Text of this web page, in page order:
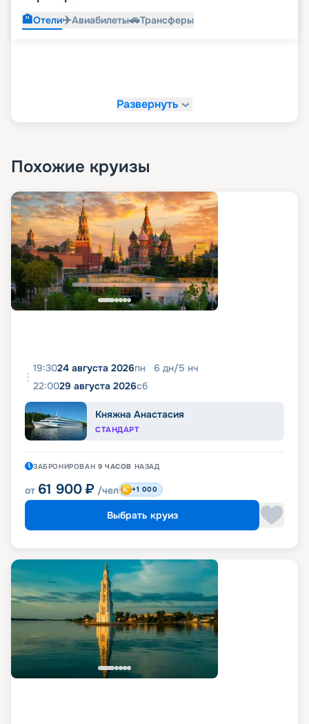
🏨Отели✈️Авиабилеты🚗Трансферы
Развернуть
Похожие круизы
19:3024 августа 2026пн 6 дн/5 нч
22:0029 августа 2026сб
Княжна Анастасия
СТАНДАРТ
ЗАБРОНИРОВАН 9 ЧАСОВ НАЗАД
от 61 900 ₽ /чел +1 000
Выбрать круиз